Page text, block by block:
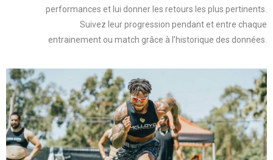
performances et lui donner les retours les plus pertinents.
Suivez leur progression pendant et entre chaque
entrainement ou match grâce à l’historique des données.